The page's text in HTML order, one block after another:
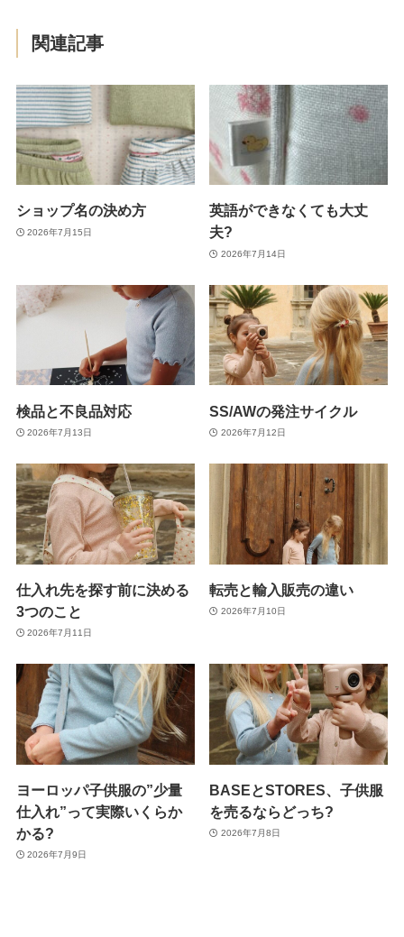
関連記事
ショップ名の決め方
2026年7月15日
英語ができなくても大丈
夫?
2026年7月14日
検品と不良品対応
2026年7月13日
SS/AWの発注サイクル
2026年7月12日
仕入れ先を探す前に決める
3つのこと
2026年7月11日
転売と輸入販売の違い
2026年7月10日
ヨーロッパ子供服の”少量
仕入れ”って実際いくらか
かる?
2026年7月9日
BASEとSTORES、子供服
を売るならどっち?
2026年7月8日